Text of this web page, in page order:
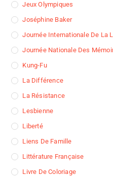
Jeux Olympiques
Joséphine Baker
Journée Internationale De La
Journée Nationale Des
Kung-Fu
La Différence
La Résistance
Lesbienne
Liberté
Liens De Famille
Littérature Française
Livre De Coloriage